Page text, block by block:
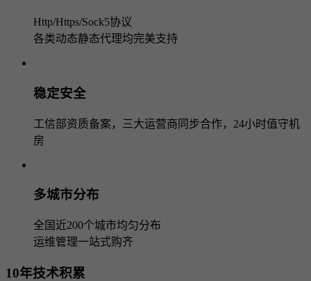
Http/Https/Sock5协议
各类动态静态代理均完美支持
稳定安全
工信部资质备案，三大运营商同步合作，24小时值守机
房
多城市分布
全国近200个城市均匀分布
运维管理一站式购齐
10年技术积累